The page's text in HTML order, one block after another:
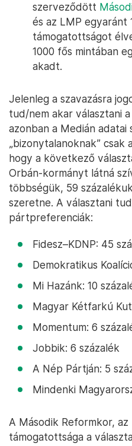
szerveződött
és az LMP egyaránt
támogatottságot
1000 fős mintában
akadt.
Jelenleg a szavazásra
tud/nem akar választani
azonban a Medián adatai
„bizonytalanoknak” csak
hogy a következő
Orbán-kormányt látná
többségük, 59
szeretne. A választani
pártpreferenciák:
Fidesz–KDNP: 45
Demokratikus
Mi Hazánk: 10
Magyar Kétfarkú
Momentum: 6
Jobbik: 6 százalék
A Nép Pártján: 5
Mindenki
A Második Reformkor, az
támogatottsága a